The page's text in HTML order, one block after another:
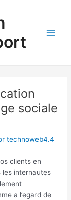
sociale
technoweb4.4
clients en
internautes
a l’egard de